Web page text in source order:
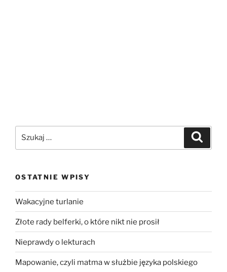
OSTATNIE WPISY
Wakacyjne turlanie
Złote rady belferki, o które nikt nie prosił
Nieprawdy o lekturach
Mapowanie, czyli matma w służbie języka polskiego